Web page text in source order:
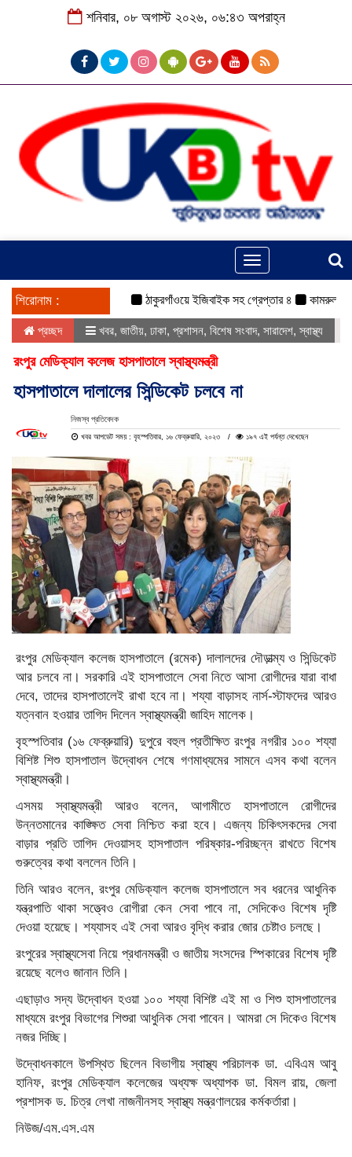
শনিবার, ০৮ অগাস্ট ২০২৬, ০৬:৪৩ অপরাহ্ন
Toggle
navigation
শিরোনাম : ঠাকুরগাঁওয়ে ইজিবাইক সহ গ্রেপ্তার ৪ কামরুল-জসিম
প্রচ্ছদ খবর, জাতীয়, ঢাকা, প্রশাসন, বিশেষ সংবাদ, সারাদেশ, স্বাস্থ্য
রংপুর মেডিক্যাল কলেজ হাসপাতালে স্বাস্থ্যমন্ত্রী
হাসপাতালে দালালের সিন্ডিকেট চলবে না
নিজস্ব প্রতিবেদক
খবর আপডেট সময় : বৃহস্পতিবার, ১৬ ফেব্রুয়ারি, ২০২৩ ১৯৭ এই পর্যন্ত দেখেছেন
রংপুর মেডিক্যাল কলেজ হাসপাতালে (রমেক) দালালদের দৌড়াত্ম্য ও সিন্ডিকেট
আর চলবে না। সরকারি এই হাসপাতালে সেবা নিতে আসা রোগীদের যারা বাধা
দেবে, তাদের হাসপাতালেই রাখা হবে না। শয্যা বাড়াসহ নার্স-স্টাফদের আরও
যত্নবান হওয়ার তাগিদ দিলেন স্বাস্থ্যমন্ত্রী জাহিদ মালেক।
বৃহস্পতিবার (১৬ ফেব্রুয়ারি) দুপুরে বহুল প্রতীক্ষিত রংপুর নগরীর ১০০ শয্যা
বিশিষ্ট শিশু হাসপাতাল উদ্বোধন শেষে গণমাধ্যমের সামনে এসব কথা বলেন
স্বাস্থ্যমন্ত্রী।
এসময় স্বাস্থ্যমন্ত্রী আরও বলেন, আগামীতে হাসপাতালে রোগীদের
উন্নতমানের কাঙ্ক্ষিত সেবা নিশ্চিত করা হবে। এজন্য চিকিৎসকদের সেবা
বাড়ার প্রতি তাগিদ দেওয়াসহ হাসপাতাল পরিষ্কার-পরিচ্ছন্ন রাখতে বিশেষ
গুরুত্বের কথা বললেন তিনি‌।
তিনি আরও বলেন, রংপুর মেডিক্যাল কলেজ হাসপাতালে সব ধরনের আধুনিক
যন্ত্রপাতি থাকা সত্ত্বেও রোগীরা কেন সেবা পাবে না, সেদিকেও বিশেষ দৃষ্টি
দেওয়া হয়েছে। শয্যাসহ এই সেবা আরও বৃদ্ধি করার জোর চেষ্টাও চলছে।
রংপুরের স্বাস্থ্যসেবা নিয়ে প্রধানমন্ত্রী ও জাতীয় সংসদের স্পিকারের বিশেষ দৃষ্টি
রয়েছে বলেও জানান তিনি।
এছাড়াও সদ্য উদ্বোধন হওয়া ১০০ শয্যা বিশিষ্ট এই মা ও শিশু হাসপাতালের
মাধ্যমে রংপুর বিভাগের শিশুরা আধুনিক সেবা পাবেন। আমরা সে দিকেও বিশেষ
নজর দিচ্ছি।
উদ্বোধনকালে উপস্থিত ছিলেন বিভাগীয় স্বাস্থ্য পরিচালক ডা. এবিএম আবু
হানিফ, রংপুর মেডিক্যাল কলেজের অধ্যক্ষ অধ্যাপক ডা. বিমল রায়, জেলা
প্রশাসক ড. চিত্র লেখা নাজনীনসহ স্বাস্থ্য মন্ত্রণালয়ের কর্মকর্তারা।
নিউজ/এম.এস.এম